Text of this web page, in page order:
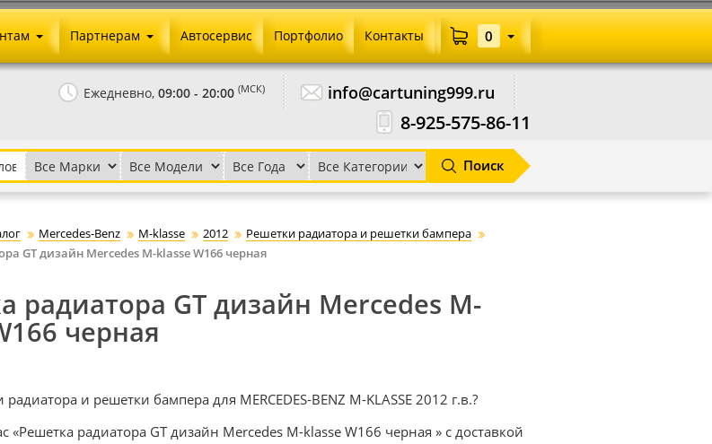
Ежедневно, 09:00 - 20:00 (МСК) info@cartuning999.ru
8-925-575-86-11
Поиск
заказ
на авто
директору
Партнерам
Агентское вознаграждение
Скачать прайс
Автосервис Портфолио Контакты 0
Mercedes-Benz M-klasse 2012
Решетки радиатора и решетки бампера
GT дизайн Mercedes M-klasse W166 черная
радиатора GT дизайн Mercedes M-
черная
и решетки бампера для MERCEDES-BENZ M-KLASSE 2012 г.в.?
«Решетка радиатора GT дизайн Mercedes M-klasse W166 черная » с доставкой